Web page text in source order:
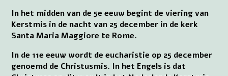
In het midden van de 5e eeuw begint de viering van
Kerstmis in de nacht van 25 december in de kerk
Santa Maria Maggiore te Rome.
In de 11e eeuw wordt de eucharistie op 25 december
genoemd de Christusmis. In het Engels is dat